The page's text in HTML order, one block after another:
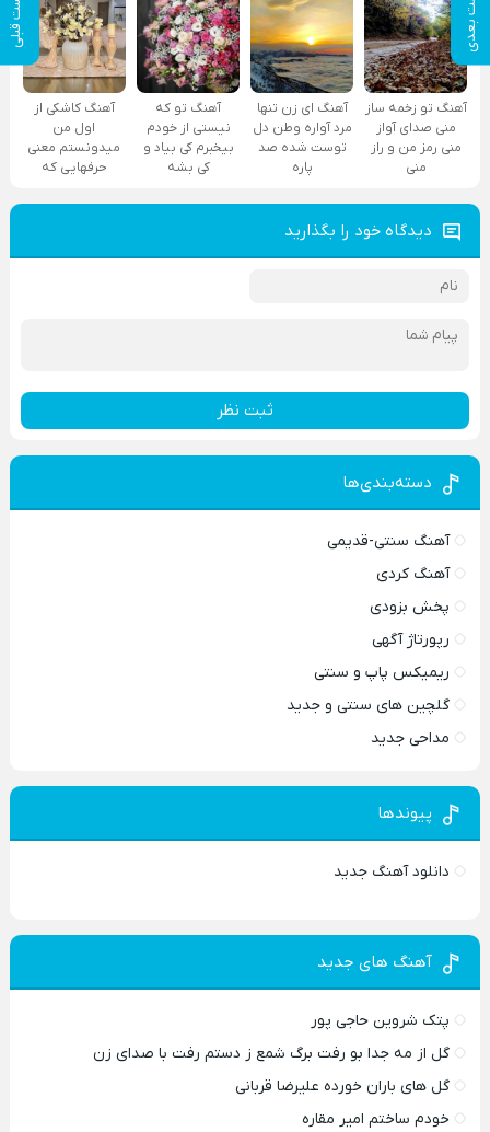
پست بعدی پست قبلی
آهنگ تو زخمه ساز
منی صدای آواز
منی رمز من و راز
منی
آهنگ ای زن تنها
مرد آواره وطن دل
توست شده صد
پاره
آهنگ تو که
نیستی از خودم
بیخبرم کی بیاد و
کی بشه
آهنگ کاشکی از
اول من
میدونستم معنی
حرفهایی که
دیدگاه خود را بگذارید
ثبت نظر
دسته‌بندی‌ها
آهنگ سنتی-قدیمی
آهنگ کردی
پخش بزودی
رپورتاژ آگهی
ریمیکس پاپ و سنتی
گلچین های سنتی و جدید
مداحی جدید
پیوندها
دانلود آهنگ جدید
آهنگ های جدید
پتک شروین حاجی پور
گل از مه جدا بو رفت برگ شمع ز دستم رفت با صدای زن
گل های باران خورده علیرضا قربانی
خودم ساختم امیر مقاره